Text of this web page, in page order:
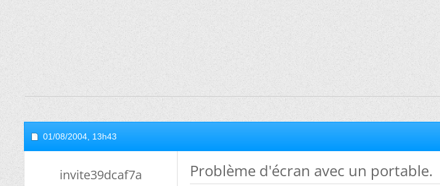
01/08/2004, 13h43
invite39dcaf7a Problème d'écran avec un portable.